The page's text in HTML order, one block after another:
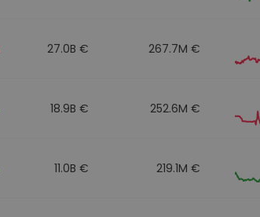
27.0B € 267.7M €
18.9B € 252.6M €
11.0B € 219.1M €